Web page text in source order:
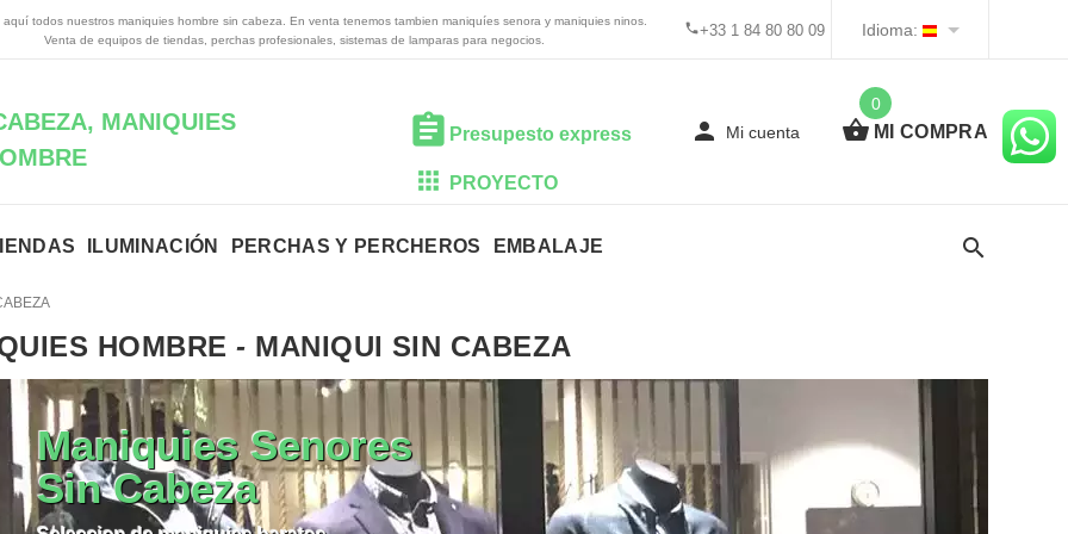
+33 1 84 80 80 09
todos nuestros maniquies hombre sin cabeza. En venta tenemos tambien maniquíes senora y maniquies ninos.
Venta de equipos de tiendas, perchas profesionales, sistemas de lamparas para negocios.
Idioma:
MANIQUIES
Presupesto express
PROYECTO
Mi cuenta
0
MI COMPRA
ILUMINACIÓN PERCHAS Y PERCHEROS EMBALAJE
HOMBRE- MANIQUI SIN CABEZA
Maniquies Senores
Sin Cabeza